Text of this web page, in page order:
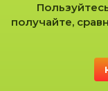
получайте,